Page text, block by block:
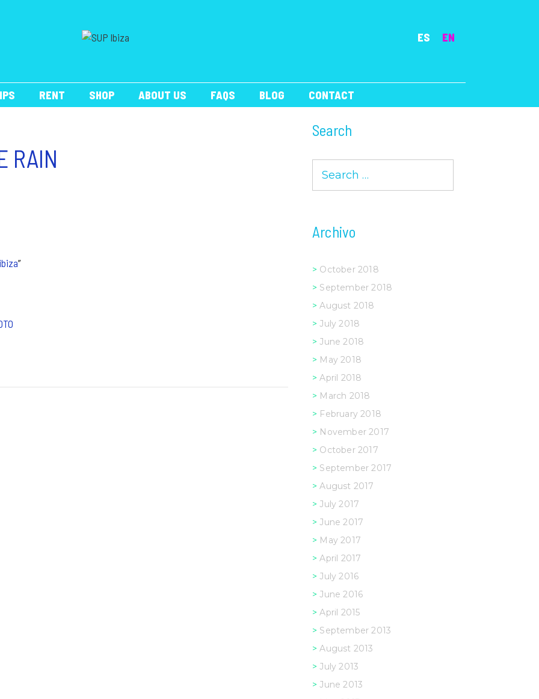
ES EN
RENT SHOP ABOUT US FAQS BLOG CONTACT
RAIN
”
Search
for:
Archivo
October 2018
September 2018
August 2018
July 2018
June 2018
May 2018
April 2018
March 2018
February 2018
November 2017
October 2017
September 2017
August 2017
July 2017
June 2017
May 2017
April 2017
July 2016
June 2016
April 2015
September 2013
August 2013
July 2013
June 2013